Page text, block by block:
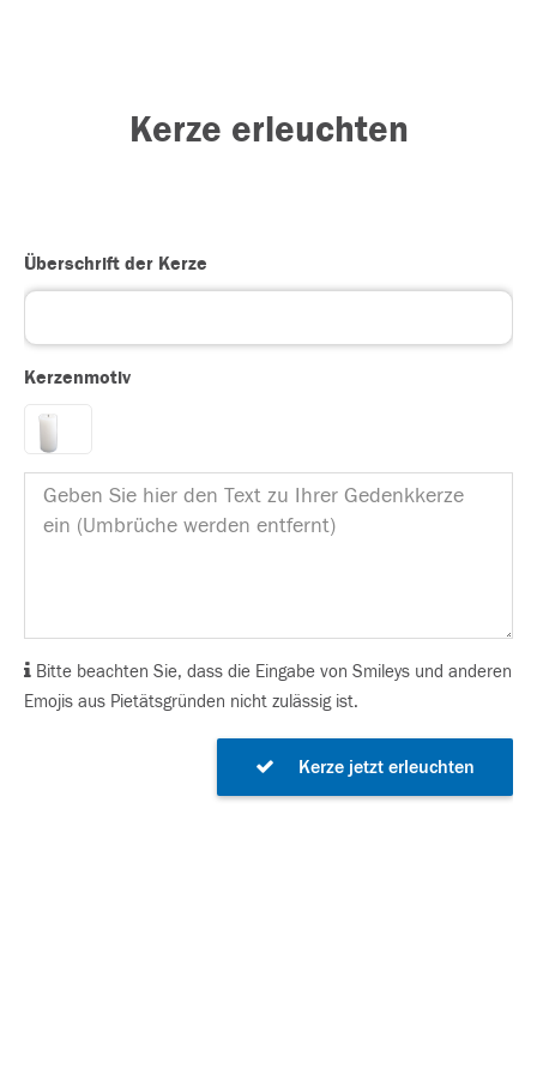
Kerze erleuchten
Überschrift der Kerze
Kerzenmotiv
Bitte beachten Sie, dass die Eingabe von Smileys und anderen
Emojis aus Pietätsgründen nicht zulässig ist.
Kerze jetzt erleuchten